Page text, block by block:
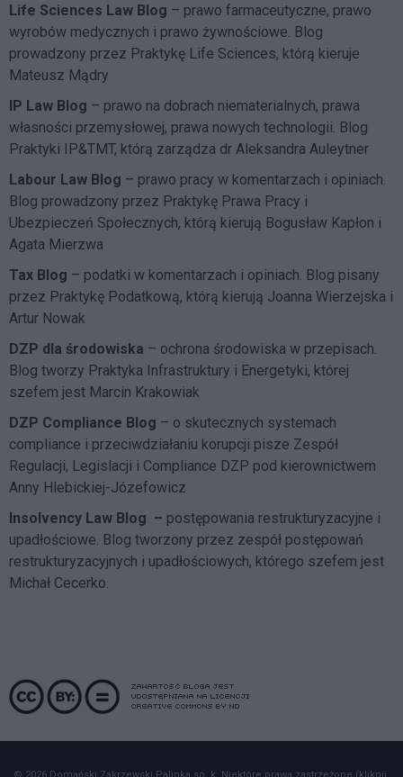
Life Sciences Law Blog – prawo farmaceutyczne, prawo
wyrobów medycznych i prawo żywnościowe. Blog
prowadzony przez Praktykę Life Sciences, którą kieruje
Mateusz Mądry
IP Law Blog – prawo na dobrach niematerialnych, prawa
własności przemysłowej, prawa nowych technologii. Blog
Praktyki IP&TMT, którą zarządza dr Aleksandra Auleytner
Labour Law Blog – prawo pracy w komentarzach i opiniach.
Blog prowadzony przez Praktykę Prawa Pracy i
Ubezpieczeń Społecznych, którą kierują Bogusław Kapłon i
Agata Mierzwa
Tax Blog – podatki w komentarzach i opiniach. Blog pisany
przez Praktykę Podatkową, którą kierują Joanna Wierzejska i
Artur Nowak
DZP dla środowiska – ochrona środowiska w przepisach.
Blog tworzy Praktyka Infrastruktury i Energetyki, której
szefem jest Marcin Krakowiak
DZP Compliance Blog – o skutecznych systemach
compliance i przeciwdziałaniu korupcji pisze Zespół
Regulacji, Legislacji i Compliance DZP pod kierownictwem
Anny Hlebickiej-Józefowicz
Insolvency Law Blog – postępowania restrukturyzacyjne i
upadłościowe. Blog tworzony przez zespół postępowań
restrukturyzacyjnych i upadłościowych, którego szefem jest
Michał Cecerko.
© 2026 Domański Zakrzewski Palinka sp. k. Niektóre prawa zastrzeżone (kliknij,